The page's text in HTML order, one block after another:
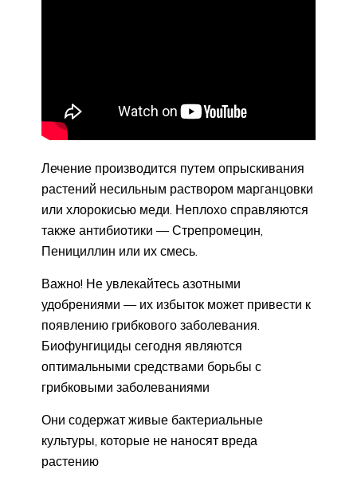
Лечение производится путем опрыскивания
растений несильным раствором марганцовки
или хлорокисью меди. Неплохо справляются
также антибиотики — Стрепромецин,
Пенициллин или их смесь.
Важно! Не увлекайтесь азотными
удобрениями — их избыток может привести к
появлению грибкового заболевания.
Биофунгициды сегодня являются
оптимальными средствами борьбы с
грибковыми заболеваниями
Они содержат живые бактериальные
культуры, которые не наносят вреда
растению